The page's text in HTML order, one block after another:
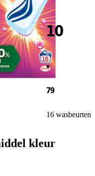
10
.
79
16 wasbeurten
kleur